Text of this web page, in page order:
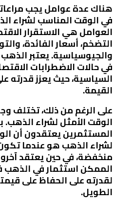
هناك عدة عوامل يجب
في الوقت المناسب لشراء
العوامل هي الاستقرار
التضخم، أسعار الفائدة،
والجيوسياسية. يعتبر الذهب
في حالات الاضطرابات
السياسية، حيث يعزز قدرته
القيمة.
على الرغم من ذلك، تختلف
الوقت الأمثل لشراء
المستثمرين يعتقدون أن
لشراء الذهب هو عندما
منخفضة، في حين يعتقد
الممكن استثمار في
لقدرته على الحفاظ على
الطويل.